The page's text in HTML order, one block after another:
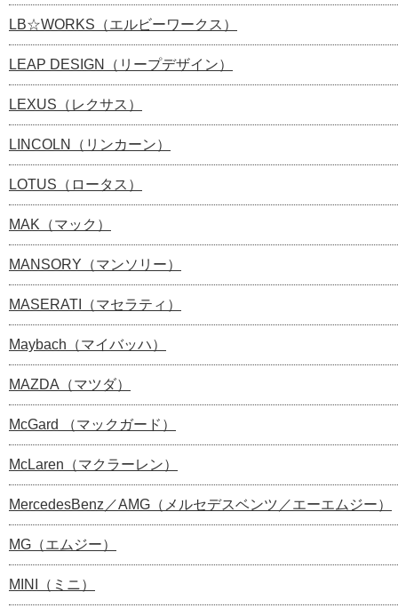
LB☆WORKS（エルビーワークス）
LEAP DESIGN（リープデザイン）
LEXUS（レクサス）
LINCOLN（リンカーン）
LOTUS（ロータス）
MAK（マック）
MANSORY（マンソリー）
MASERATI（マセラティ）
Maybach（マイバッハ）
MAZDA（マツダ）
McGard （マックガード）
McLaren（マクラーレン）
MercedesBenz／AMG（メルセデスベンツ／エーエムジー）
MG（エムジー）
MINI（ミニ）